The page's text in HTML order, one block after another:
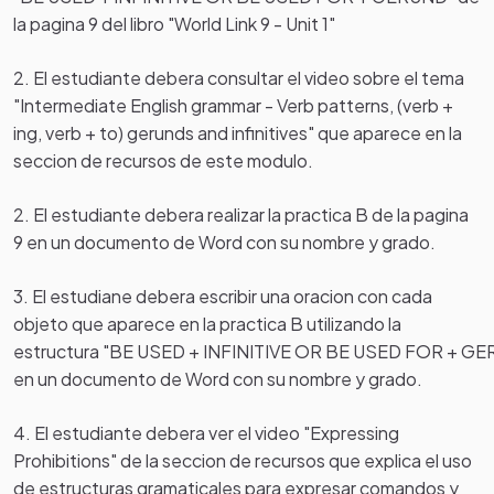
la pagina 9 del libro "World Link 9 - Unit 1"
2. El estudiante debera consultar el video sobre el tema
"Intermediate English grammar - Verb patterns, (verb +
ing, verb + to) gerunds and infinitives" que aparece en la
seccion de recursos de este modulo.
2. El estudiante debera realizar la practica B de la pagina
9 en un documento de Wordcon su nombre y grado.
3. El estudiane debera escribir una oracion con cada
objeto que aparece en la practica B utilizando la
estructura "BEUSED + INFINITIVEORBEUSED FOR+
en un documento de Word con su nombre y grado.
4. El estudiante debera ver el video "Expressing
Prohibitions" de la seccion de recursos que explica el uso
de estructuras gramaticales para expresar comandos y